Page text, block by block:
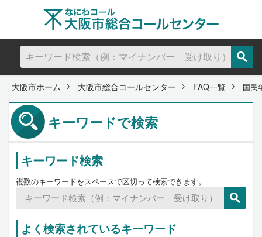
大阪市ホーム 大阪市総合コールセンター FAQ一覧 国民
キーワードで検索
キーワード検索
複数のキーワードをスペースで区切って検索できます。
よく検索されているキーワード